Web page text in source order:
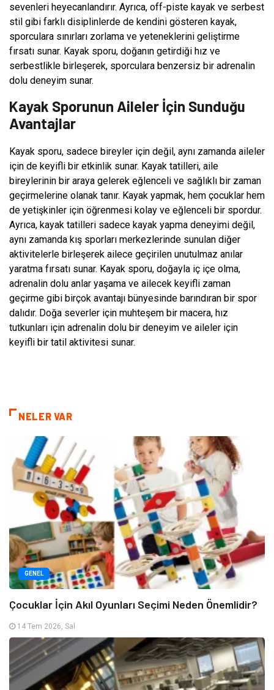
sevenleri heyecanlandırır. Ayrıca, off-piste kayak ve serbest
stil gibi farklı disiplinlerde de kendini gösteren kayak,
sporculara sınırları zorlama ve yeteneklerini geliştirme
fırsatı sunar. Kayak sporu, doğanın getirdiği hız ve
serbestlikle birleşerek, sporculara benzersiz bir adrenalin
dolu deneyim sunar.
Kayak Sporunun Aileler İçin Sunduğu
Avantajlar
Kayak sporu, sadece bireyler için değil, aynı zamanda aileler
için de keyifli bir etkinlik sunar. Kayak tatilleri, aile
bireylerinin bir araya gelerek eğlenceli ve sağlıklı bir zaman
geçirmelerine olanak tanır. Kayak yapmak, hem çocuklar hem
de yetişkinler için öğrenmesi kolay ve eğlenceli bir spordur.
Ayrıca, kayak tatilleri sadece kayak yapma deneyimi değil,
aynı zamanda kış sporları merkezlerinde sunulan diğer
aktivitelerle birleşerek ailece geçirilen unutulmaz anılar
yaratma fırsatı sunar. Kayak sporu, doğayla iç içe olma,
adrenalin dolu anlar yaşama ve ailecek keyifli zaman
geçirme gibi birçok avantajı bünyesinde barındıran bir spor
dalıdır. Doğa severler için muhteşem bir macera, hız
tutkunları için adrenalin dolu bir deneyim ve aileler için
keyifli bir tatil aktivitesi sunar.
NELER VAR
GENEL
Çocuklar İçin Akıl Oyunları Seçimi Neden Önemlidir?
14 Tem 2026, Sal